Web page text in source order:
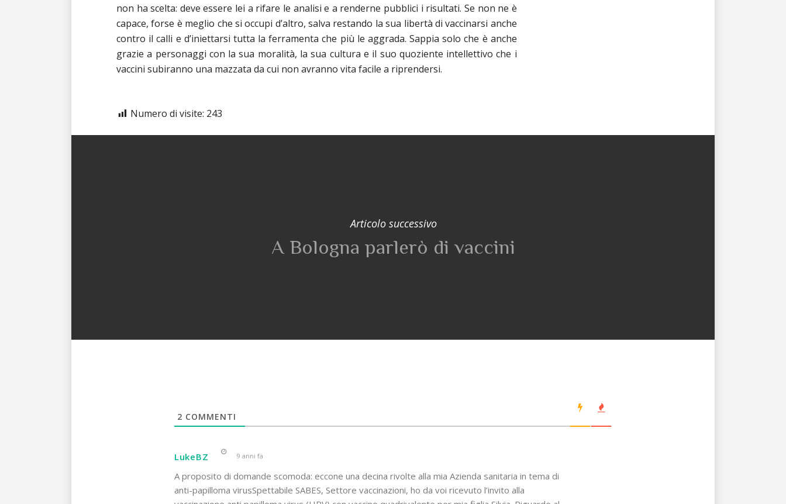
non ha scelta: deve essere lei a rifare le analisi e a renderne pubblici i risultati. Se non ne è
capace, forse è meglio che si occupi d’altro, salva restando la sua libertà di vaccinarsi anche
contro il calli e d’iniettarsi tutta la ferramenta che più le aggrada. Sappia solo che è anche
grazie a personaggi con la sua moralità, la sua cultura e il suo quoziente intellettivo che i
vaccini subiranno una mazzata da cui non avranno vita facile a riprendersi.
Numero di visite: 243
Articolo successivo
A Bologna parlerò di vaccini
2 COMMENTI
LukeBZ 9 anni fa
A proposito di domande scomoda: eccone una decina rivolte alla mia Azienda sanitaria in tema di
anti-papilloma virusSpettabile SABES, Settore vaccinazioni, ho da voi ricevuto l’invito alla